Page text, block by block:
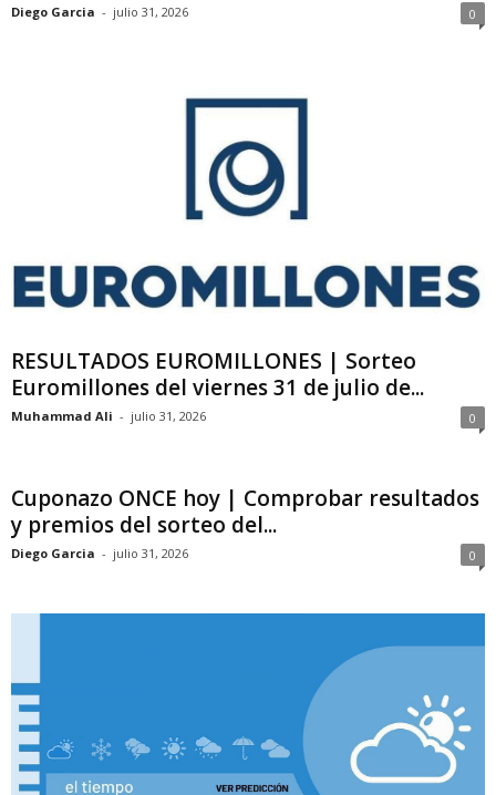
Diego Garcia - julio 31, 2026 0
RESULTADOS EUROMILLONES | Sorteo
Euromillones del viernes 31 de julio de...
Muhammad Ali - julio 31, 2026 0
Cuponazo ONCE hoy | Comprobar resultados
y premios del sorteo del...
Diego Garcia - julio 31, 2026 0